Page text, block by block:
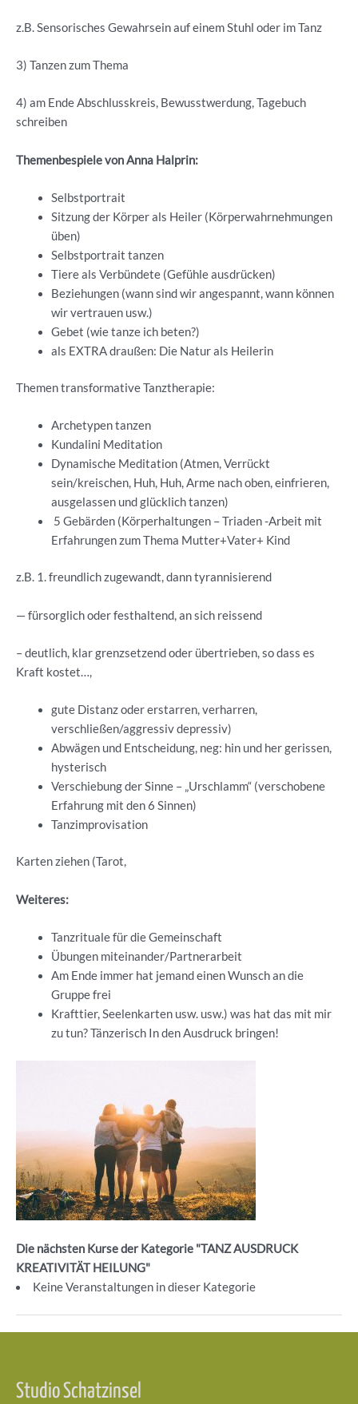
z.B. Sensorisches Gewahrsein auf einem Stuhl oder im Tanz
3) Tanzen zum Thema
4) am Ende Abschlusskreis, Bewusstwerdung, Tagebuch
schreiben
Themenbespiele von Anna Halprin:
Selbstportrait
Sitzung der Körper als Heiler (Körperwahrnehmungen
üben)
Selbstportrait tanzen
Tiere als Verbündete (Gefühle ausdrücken)
Beziehungen (wann sind wir angespannt, wann können
wir vertrauen usw.)
Gebet (wie tanze ich beten?)
als EXTRA draußen: Die Natur als Heilerin
Themen transformative Tanztherapie:
Archetypen tanzen
Kundalini Meditation
Dynamische Meditation (Atmen, Verrückt
sein/kreischen, Huh, Huh, Arme nach oben, einfrieren,
ausgelassen und glücklich tanzen)
5 Gebärden (Körperhaltungen – Triaden -Arbeit mit
Erfahrungen zum Thema Mutter+Vater+ Kind
z.B. 1. freundlich zugewandt, dann tyrannisierend
— fürsorglich oder festhaltend, an sich reissend
– deutlich, klar grenzsetzend oder übertrieben, so dass es
Kraft kostet…,
gute Distanz oder erstarren, verharren,
verschließen/aggressiv depressiv)
Abwägen und Entscheidung, neg: hin und her gerissen,
hysterisch
Verschiebung der Sinne – „Urschlamm“ (verschobene
Erfahrung mit den 6 Sinnen)
Tanzimprovisation
Karten ziehen (Tarot,
Weiteres:
Tanzrituale für die Gemeinschaft
Übungen miteinander/Partnerarbeit
Am Ende immer hat jemand einen Wunsch an die
Gruppe frei
Krafttier, Seelenkarten usw. usw.) was hat das mit mir
zu tun? Tänzerisch In den Ausdruck bringen!
Die nächsten Kurse der Kategorie "TANZ AUSDRUCK
KREATIVITÄT HEILUNG"
Keine Veranstaltungen in dieser Kategorie
Studio Schatzinsel